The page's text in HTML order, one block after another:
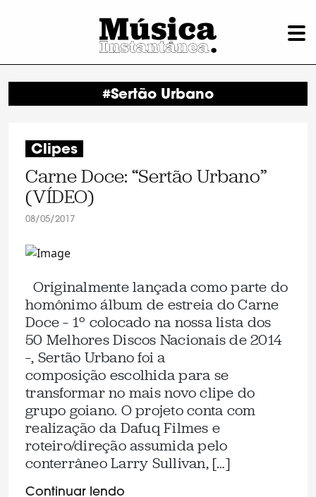
#Sertão Urbano
Clipes
Carne Doce: “Sertão Urbano”
(VÍDEO)
08/05/2017
Originalmente lançada como parte do
homônimo álbum de estreia do Carne
Doce – 1º colocado na nossa lista dos
50 Melhores Discos Nacionais de 2014
–, Sertão Urbano foi a
composição escolhida para se
transformar no mais novo clipe do
grupo goiano. O projeto conta com
realização da Dafuq Filmes e
roteiro/direção assumida pelo
conterrâneo Larry Sullivan, […]
Continuar lendo